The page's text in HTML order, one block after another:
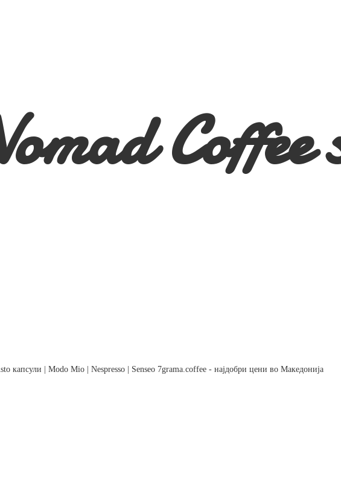
Coffee
капсули | Modo Mio | Nespresso | Senseo 7grama.coffee - најдобри цени во Македонија